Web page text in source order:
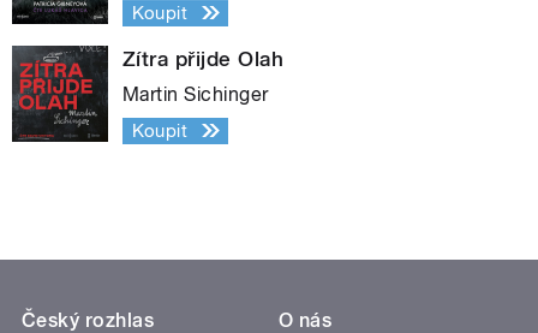
Koupit
Zítra přijde Olah
Martin Sichinger
Koupit
Český rozhlas
O nás